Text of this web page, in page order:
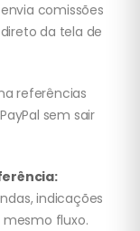
envia comissões
da tela de
referências
sem sair
indicações
mesmo fluxo.